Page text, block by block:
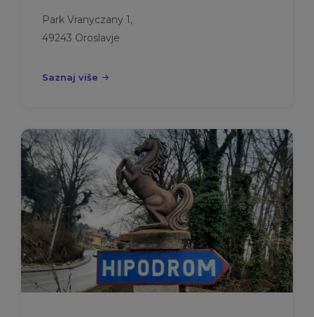
Park Vranyczany 1,
49243 Oroslavje
Saznaj više